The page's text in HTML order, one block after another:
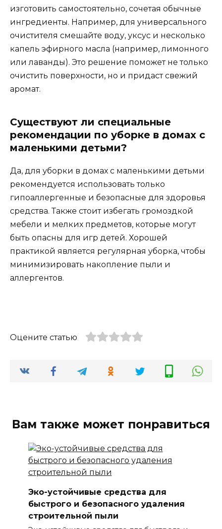
изготовить самостоятельно, сочетая обычные
ингредиенты. Например, для универсального
очистителя смешайте воду, уксус и несколько
капель эфирного масла (например, лимонного
или лаванды). Это решение поможет не только
очистить поверхности, но и придаст свежий
аромат.
Существуют ли специальные
рекомендации по уборке в домах с
маленькими детьми?
Да, для уборки в домах с маленькими детьми
рекомендуется использовать только
гипоаллергенные и безопасные для здоровья
средства. Также стоит избегать громоздкой
мебели и мелких предметов, которые могут
быть опасны для игр детей. Хорошей
практикой является регулярная уборка, чтобы
минимизировать накопление пыли и
аллергентов.
Оцените статью
Вам также может понравиться
Эко-устойчивые средства для
быстрого и безопасного удаления
строительной пыли